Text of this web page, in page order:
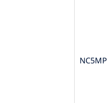
NC5MP